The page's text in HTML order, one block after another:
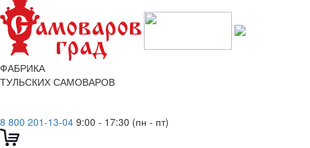
ФАБРИКА
ТУЛЬСКИХ САМОВАРОВ
8 800 201-13-04 9:00 - 17:30 (пн - пт)